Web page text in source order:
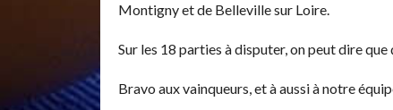
Montigny et de Belleville sur Loire.
Sur les 18 parties à disputer, on peut dire
Bravo aux vainqueurs, et à aussi à notre